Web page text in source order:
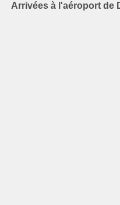
Arrivées à l'aéroport de